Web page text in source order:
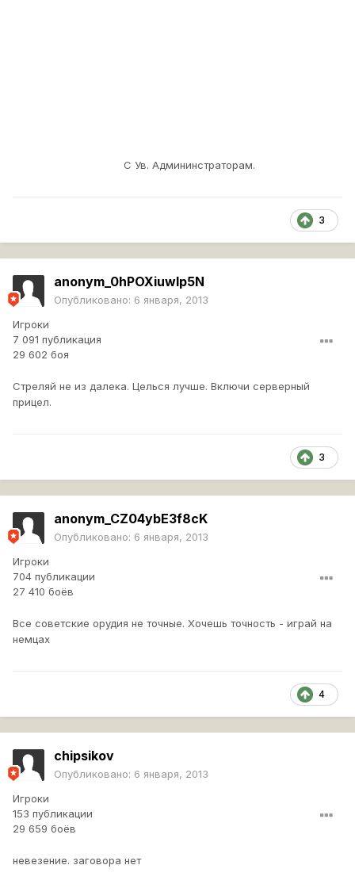
С Ув. Админинстраторам.
3
anonym_0hPOXiuwlp5N
Опубликовано: 6 января, 2013
Игроки
7 091 публикация
29 602 боя
Стреляй не из далека. Целься лучше. Включи серверный
прицел.
3
anonym_CZ04ybE3f8cK
Опубликовано: 6 января, 2013
Игроки
704 публикации
27 410 боёв
Все советские орудия не точные. Хочешь точность - играй на
немцах
4
chipsikov
Опубликовано: 6 января, 2013
Игроки
153 публикации
29 659 боёв
невезение. заговора нет